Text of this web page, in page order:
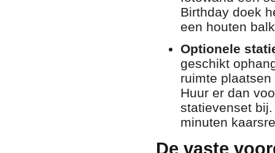
Birthday doek
een houten
Optionele
geschikt
ruimte
Huur er dan
statievenset
minuten
De vaste